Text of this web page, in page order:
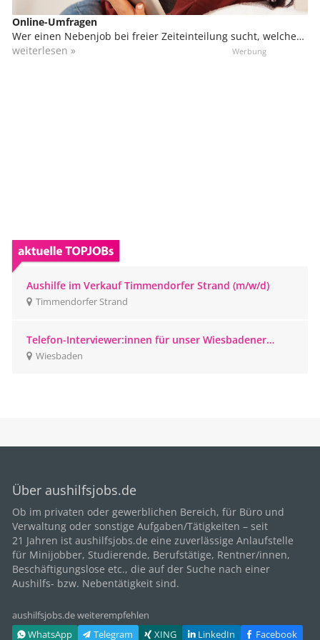
Aushilfe im Verkauf Timmendorfer Strand (m/w/d)
Timmendorfer Strand
Telefon-Interviewer:innen für unser Wiesbadener
CATI-Studio gesucht
Wiesbaden
Online-Umfragen
Wer einen Nebenjob bei freier Zeiteinteilung sucht, welcher
sich sogar von zu Hause ausüben lässt, kann sich in der
weiterlesen »
Über aushilfsjobs.de
Ob im privaten oder gewerblichen Bereich, für Büro und
Verwaltung oder sonstige Aufgaben/Tätigkeiten – seit
21 Jahren ist aushilfsjobs.de eine zuverlässige Anlaufstelle
für Minijobber, Studierende, Berufstätige, Rentner/innen,
Beschäftigungslose etc., die auf der Suche nach einer
Aushilfs- bzw. Nebentätigkeit sind.
aushilfsjobs.de weiterempfehlen
WhatsApp
Telegram XING LinkedIn Facebook